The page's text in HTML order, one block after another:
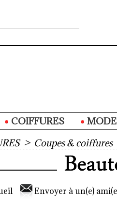
COIFFURES MODE
> Coupes & coiffures
Envoyer à un(e)